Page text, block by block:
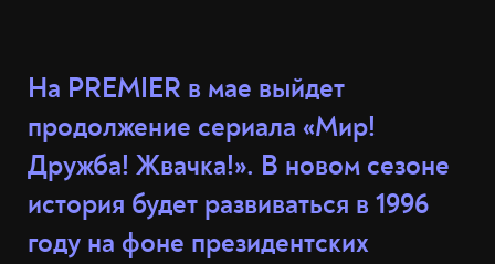
На PREMIER в мае выйдет
продолжение сериала «Мир!
Дружба! Жвачка!». В новом сезоне
история будет развиваться в 1996
году на фоне президентских